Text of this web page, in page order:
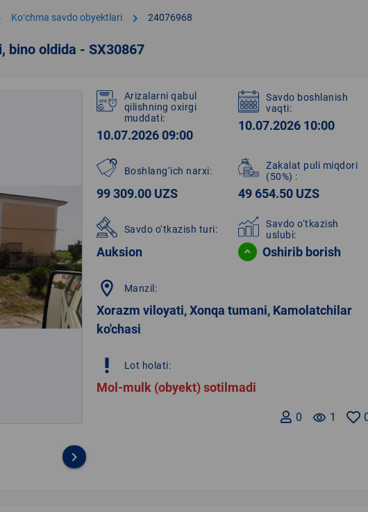
Koʻchma savdo obyektlari chevron_right 24076968
bino oldida - SX30867
keyboard_arrow_right
Arizalarni qabul
qilishning oxirgi
muddati:
10.07.2026 09:00
Savdo boshlanish
vaqti:
10.07.2026 10:00
Boshlang‘ich narxi:
99 309.00 UZS
Zakalat puli miqdori
(50%) :
49 654.50 UZS
Savdo o‘tkazish turi:
Auksion
Savdo o‘tkazish
uslubi:
Oshirib borish
location_on Manzil:
Xorazm viloyati, Xonqa tumani, Kamolatchilar
ko'chasi
priority_high Lot holati:
Mol-mulk (obyekt) sotilmadi
remove_red_eye 1
0